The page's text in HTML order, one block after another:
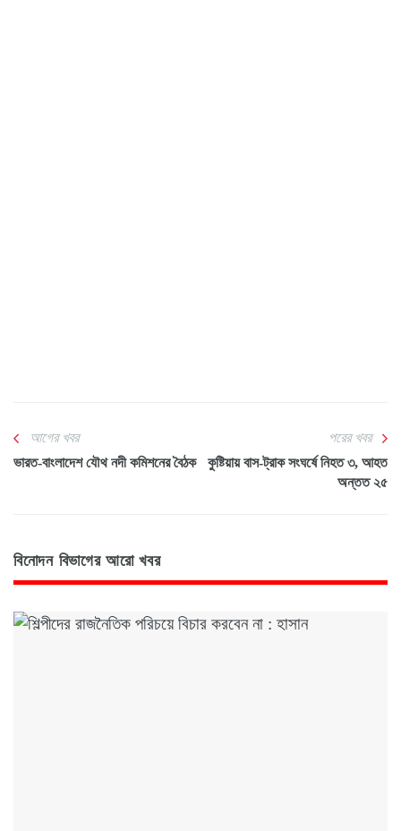
আগের খবর
ভারত-বাংলাদেশ যৌথ নদী কমিশনের বৈঠক
পরের খবর
কুষ্টিয়ায় বাস-ট্রাক সংঘর্ষে নিহত ৩, আহত
অন্তত ২৫
বিনোদন বিভাগের আরো খবর